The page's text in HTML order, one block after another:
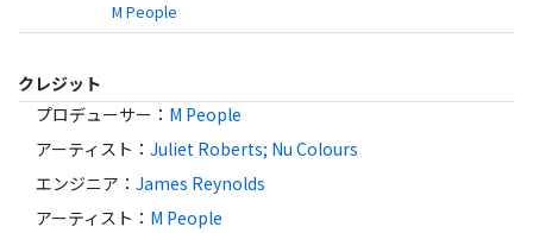
M People
クレジット
プロデューサー ： M People
アーティスト ： Juliet Roberts; Nu Colours
エンジニア ： James Reynolds
アーティスト ： M People